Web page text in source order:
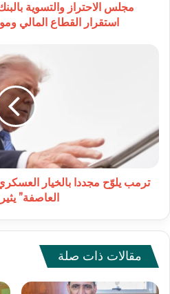
مجلس الاحتراز والتسوية
استقرار القطاع المالي
إيران..
و”هدوء
قبلترمب يلوّح مجددا بالخيار
العاصفة”
مقالات ذات صلة